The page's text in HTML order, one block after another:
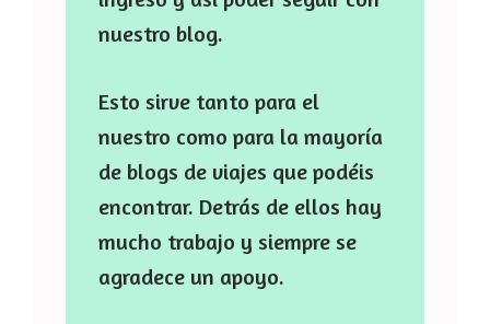
nuestro blog.
Esto sirve tanto para el
nuestro como para la mayoría
de blogs de viajes que podéis
encontrar. Detrás de ellos hay
mucho trabajo y siempre se
agradece un apoyo.